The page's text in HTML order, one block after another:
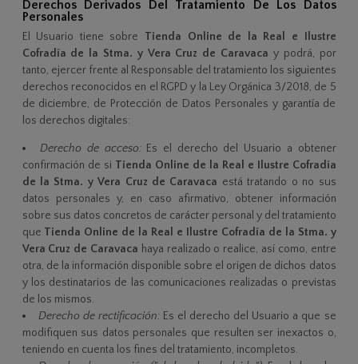
Derechos Derivados Del Tratamiento De Los Datos
Personales
El Usuario tiene sobre Tienda Online de la Real e Ilustre
Cofradía de la Stma. y Vera Cruz de Caravaca y podrá, por
tanto, ejercer frente al Responsable del tratamiento los siguientes
derechos reconocidos en el RGPD y la Ley Orgánica 3/2018, de 5
de diciembre, de Protección de Datos Personales y garantía de
los derechos digitales:
Derecho de acceso:Es el derecho del Usuario a obtener
confirmación de si Tienda Online de la Real e Ilustre Cofradía
de la Stma. y Vera Cruz de Caravaca está tratando o no sus
datos personales y, en caso afirmativo, obtener información
sobre sus datos concretos de carácter personal y del tratamiento
que Tienda Online de la Real e Ilustre Cofradía de la Stma. y
Vera Cruz de Caravaca haya realizado o realice, así como, entre
otra, de la información disponible sobre el origen de dichos datos
y los destinatarios de las comunicaciones realizadas o previstas
de los mismos.
Derecho de rectificación:Es el derecho del Usuario a que se
modifiquen sus datos personales que resulten ser inexactos o,
teniendo en cuenta los fines del tratamiento, incompletos.